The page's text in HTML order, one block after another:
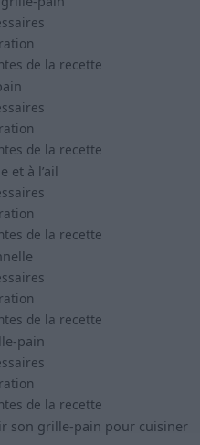
de la recette
de la recette
et à l’ail
de la recette
de la recette
pain
de la recette
son grille-pain pour cuisiner